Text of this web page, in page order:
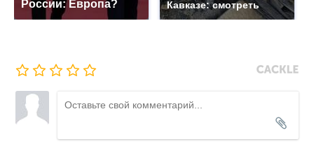
России: Европа? Кавказе: смотреть